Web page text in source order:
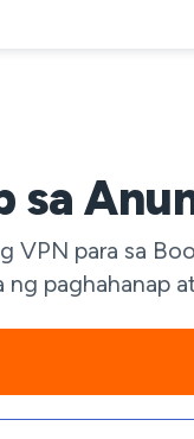
sa
VPN para sa
paghahanap